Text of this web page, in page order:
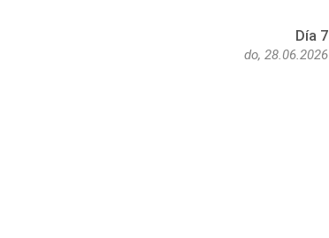
Día 7
do, 28.06.2026